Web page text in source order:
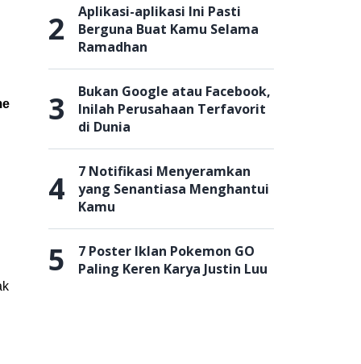
2
Aplikasi-aplikasi Ini Pasti
Berguna Buat Kamu Selama
Ramadhan
3
Bukan Google atau Facebook,
Inilah Perusahaan Terfavorit
di Dunia
4
7 Notifikasi Menyeramkan
yang Senantiasa Menghantui
Kamu
5
7 Poster Iklan Pokemon GO
Paling Keren Karya Justin Luu